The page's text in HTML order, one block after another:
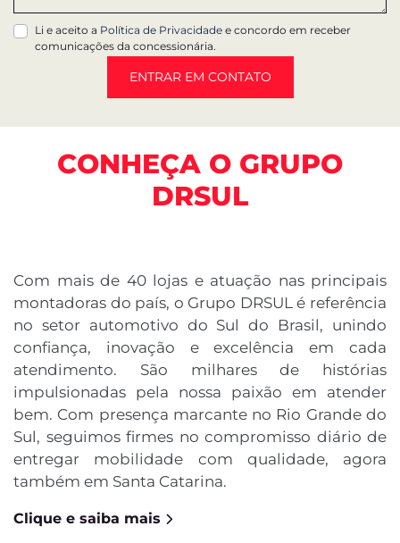
Li e aceito a Política de Privacidade e concordo em receber
comunicações da concessionária.
ENTRAR EM CONTATO
CONHEÇA O GRUPO
DRSUL
Com mais de 40 lojas e atuação nas principais
montadoras do país, o Grupo DRSUL é referência
no setor automotivo do Sul do Brasil, unindo
confiança, inovação e excelência em cada
atendimento. São milhares de histórias
impulsionadas pela nossa paixão em atender
bem. Com presença marcante no Rio Grande do
Sul, seguimos firmes no compromisso diário de
entregar mobilidade com qualidade, agora
também em Santa Catarina.
Clique e saiba mais